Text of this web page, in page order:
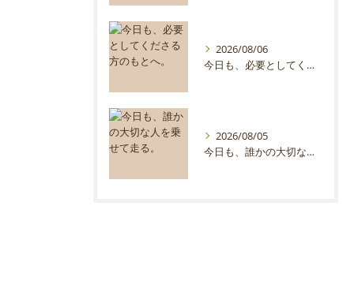
2026/08/06
今日も、必要としてくださる方のもとへ。
2026/08/05
今日も、誰かの大切な人を乗せて走る。